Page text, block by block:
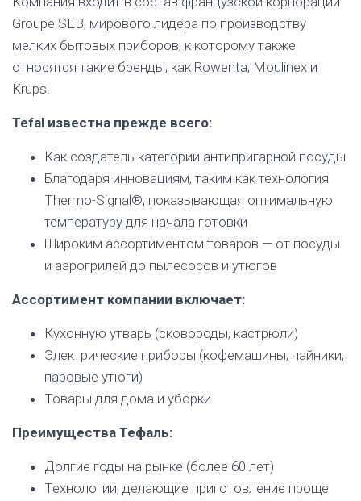
Groupe SEB, мирового лидера по производству
мелких бытовых приборов, к которому также
относятся такие бренды, как Rowenta, Moulinex и
Krups.
Tefal известна прежде всего:
Как создатель категории антипригарной посуды
Благодаря инновациям, таким как технология
Thermo-Signal®, показывающая оптимальную
температуру для начала готовки
Широким ассортиментом товаров — от посуды
и аэрогрилей до пылесосов и утюгов
Ассортимент компании включает:
Кухонную утварь (сковороды, кастрюли)
Электрические приборы (кофемашины, чайники,
паровые утюги)
Товары для дома и уборки
Преимущества Тефаль:
Долгие годы на рынке (более 60 лет)
Технологии, делающие приготовление проще